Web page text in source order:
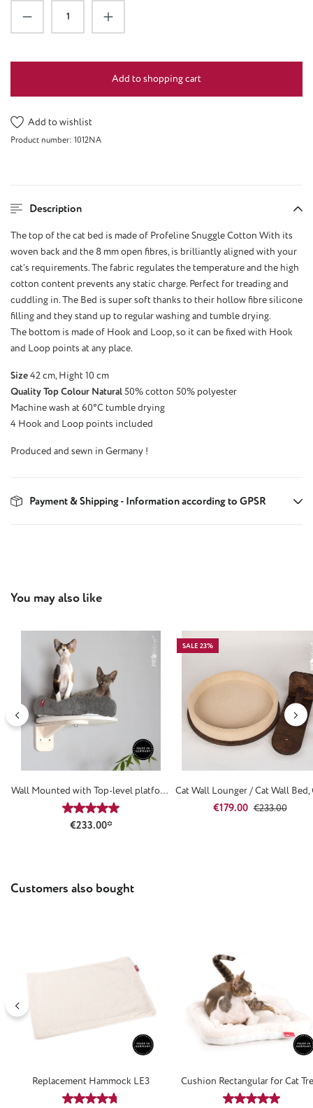
Product Quantity: Enter the desired amount
Add to shopping cart
Add to wishlist
Product number: 1012NA
Description
The top of the cat bed is made of Profeline Snuggle Cotton With its
woven back and the 8 mm open fibres, is brilliantly aligned with your
cat’s requirements. The fabric regulates the temperature and the high
cotton content prevents any static charge. Perfect for treading and
cuddling in. The Bed is super soft thanks to their hollow fibre silicone
filling and they stand up to regular washing and tumble drying.
The bottom is made of Hook and Loop, so it can be fixed with Hook
and Loop points at any place.
Size42 cm, Hight 10 cm
Quality Top Colour Natural50% cotton 50% polyester
Machine wash at 60°C tumble drying
4 Hook and Loop points included
Produced and sewn in Germany !
Payment & Shipping - Information according to GPSR
Skip product gallery
You may also like
Wall Mounted with Top-level platform
AE2Average rating of 5 out of 5 stars
€233.00*
SALE 23%
Cat Wall Lounger / Cat Wall Bed,
Sand – B-Stock
Sale price:
€179.00 Regular price:
€233.00
Skip product gallery
Customers also bought
Replacement Hammock LE3
Average rating of 4.71 out of 5 stars
Cushion Rectangular for Cat
NaturalAverage